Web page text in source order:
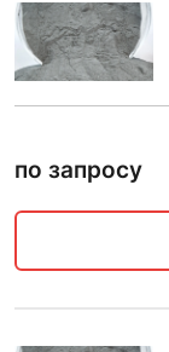
по запросу